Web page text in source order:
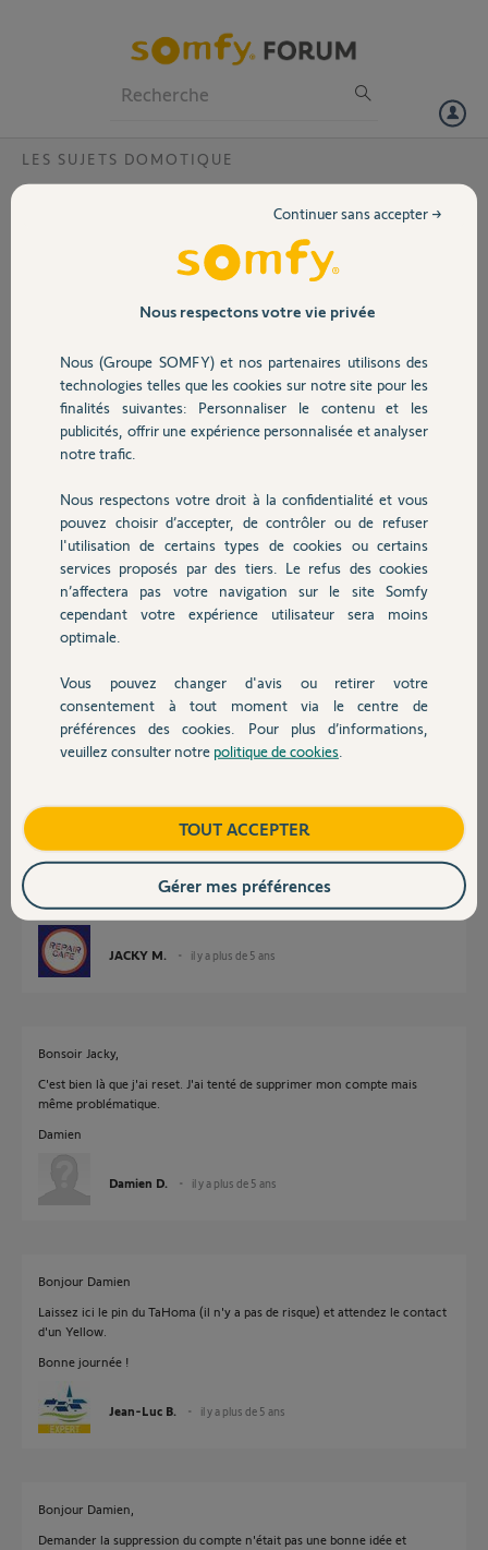
Volet
Sécurité
Domotique
Chauffage
Autres produits
Devis avec un pro
Contact
LES SUJETS DOMOTIQUE
Impossible d'activer ma Tahoma
Bonjour,
Nouveau possesseur
viens d'acheter ce jour, je
brancher et d'aller l'activer sur Somfy Connect.
Cependant impossible de procéder à l'activation. Lors de la saisie de
mon email, je passe à la saisie de mot de passe comme si un compte
était reconnu. Je saisis le mot de passe mais impossible de valider.
Je mets en PJ le message d'erreur.
Merci par avance pour votre aide.
il y a plus de 5 ans
Participer au fil de discussion
Réponses
Bonsoir Damien
Pour réinitialiser le mot de passe il faut utiliser le lien ci dessous
https://accounts.somfy.com/resetting/request
JACKY M. il y a plus de 5 ans
Bonsoir Jacky,
C'est bien là que j'ai reset. J'ai tenté de supprimer mon compte mais
même problématique.
Damien
Damien D. il y a plus de 5 ans
Bonjour Damien
Laissez ici le pin du TaHoma (il n'y a pas de risque) et attendez le contact
d'un Yellow.
Bonne journée !
Jean-Luc B. il y a plus de 5 ans
Bonjour Damien,
Demander la suppression du compte n'était pas une bonne idée et
Nous respectons votre vie privée
Nous (Groupe SOMFY) et nos partenaires utilisons des
technologies telles que les cookies sur notre site pour les
finalités suivantes: Personnaliser le contenu et les
publicités, offrir une expérience personnalisée et analyser
notre trafic.
Nous respectons votre droit à la confidentialité et vous
pouvez choisir d’accepter, de contrôler ou de refuser
l'utilisation de certains types de cookies ou certains
services proposés par des tiers. Le refus des cookies
n’affectera pas votre navigation sur le site Somfy
cependant votre expérience utilisateur sera moins
optimale.
Vous pouvez changer d'avis ou retirer votre
consentement à tout moment via le centre de
préférences des cookies. Pour plus d’informations,
veuillez consulter notre politique de cookies
Continuer sans accepter →
TOUT ACCEPTER
Gérer mes préférences